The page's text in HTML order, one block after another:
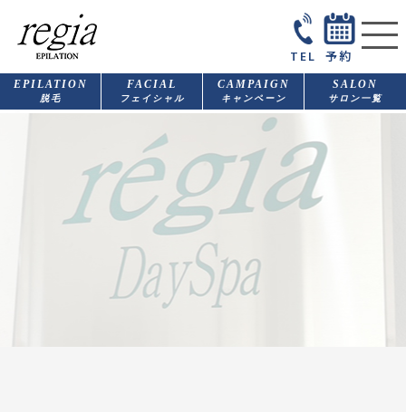
TEL 予約
EPILATION
脱毛
FACIAL
フェイシャル
CAMPAIGN
キャンペーン
SALON
サロン一覧